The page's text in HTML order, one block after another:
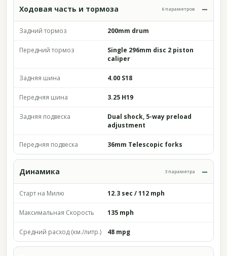
Ходовая часть и тормоза 6 параметров
Задний тормоз 200mm drum
Передний тормоз
Single 296mm disc 2 piston
caliper
Задняя шина 4.00 S18
Передняя шина 3.25 H19
Задняя подвеска
Dual shock, 5-way preload
adjustment
Передняя подвеска 36mm Telescopic forks
Динамика 3 параметра
Старт на Милю 12.3 sec / 112 mph
Максимальная Скорость 135 mph
Средний расход (км./литр.) 48 mpg